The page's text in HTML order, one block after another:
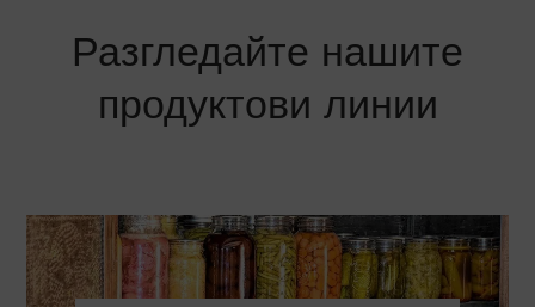
Разгледайте нашите
продуктови линии